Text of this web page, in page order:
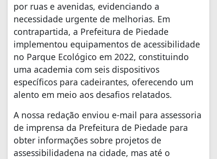
por ruas e avenidas, evidenciando a
necessidade urgente de melhorias. Em
contrapartida, a Prefeitura de Piedade
implementou equipamentos de acessibilidade
no Parque Ecológico em 2022, constituindo
uma academia com seis dispositivos
específicos para cadeirantes, oferecendo um
alento em meio aos desafios relatados.
A nossa redação enviou e-mail para assessoria
de imprensa da Prefeitura de Piedade para
obter informações sobre projetos de
assessibilidadena na cidade, mas até o